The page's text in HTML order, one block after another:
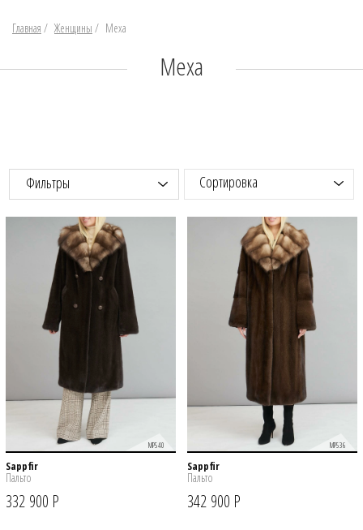
Главная / Женщины / Меха
Меха
MP540
Sappfir
Пальто
332 900 Р
MP536
Sappfir
Пальто
342 900 Р